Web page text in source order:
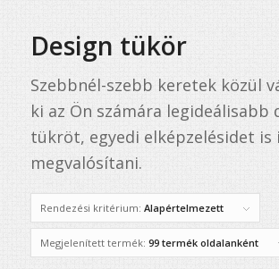
Design tükör
Szebbnél-szebb keretek közül
ki az Ön számára legideálisabb
tükröt, egyedi elképzelésidet is
megvalósítani.
Rendezési kritérium: Alapértelmezett
Megjelenített termék: 99 termék oldalanként